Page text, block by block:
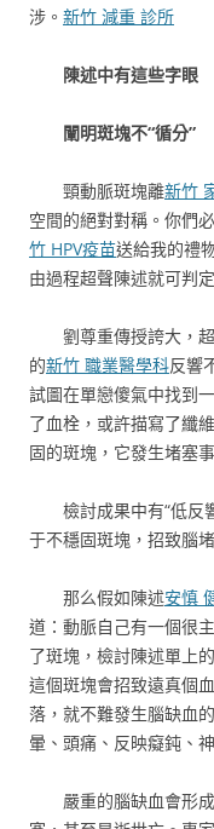
涉。 新竹 減重 診所
陳述中有這些字眼
闡明斑塊不“循分”
頸動脈斑塊離新竹
空間的絕對對稱。你們
竹 HPV疫苗送給我的禮
由過程超聲陳述就可判定
劉尊重傳授誇大，
的新竹 職業醫學科反響
試圖在單戀傻氣中找到
了血栓，或許描寫了纖
固的斑塊，它發生堵塞
檢討成果中有“低反
于不穩固斑塊，招致腦
那么假如陳述安慎
道：動脈自己有一個很
了斑塊，檢討陳述單上
這個斑塊會招致遠真個
落，就不難發生腦缺血
暈、頭痛、反映癡鈍、
嚴重的腦缺血會形